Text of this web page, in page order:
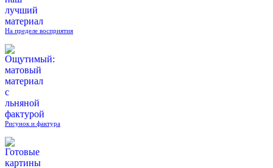
На пределе восприятия
Рисунок и фактура